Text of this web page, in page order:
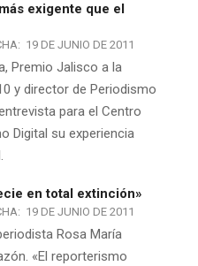
exigente que el
19 DE JUNIO DE 2011
Premio Jalisco a la
y director de Periodismo
para el Centro
Digital su experiencia
en total extinción»
19 DE JUNIO DE 2011
Rosa María
«El reporterismo